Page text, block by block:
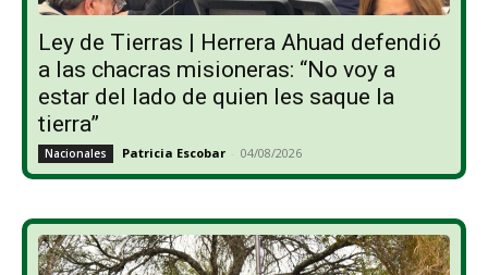
Ley de Tierras | Herrera Ahuad defendió
a las chacras misioneras: “No voy a
estar del lado de quien les saque la
tierra”
Nacionales Patricia Escobar - 04/08/2026